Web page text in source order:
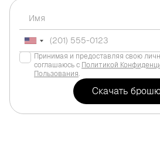
Принимая и предоставляя свою
соглашаюсь с Политикой
Пользования.